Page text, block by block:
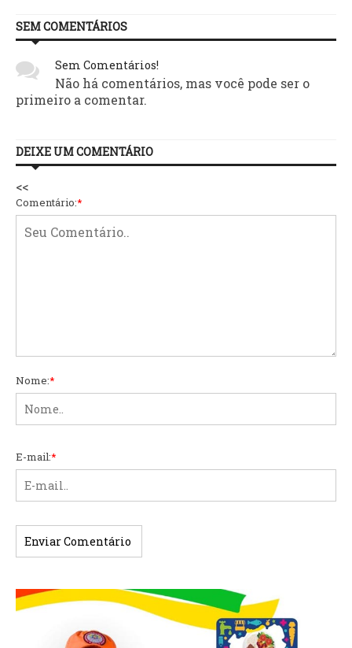
SEM COMENTÁRIOS
Sem Comentários!
Não há comentários, mas você pode ser o
primeiro a comentar.
DEIXE UM COMENTÁRIO
<<
Comentário:*
Nome:*
E-mail:*